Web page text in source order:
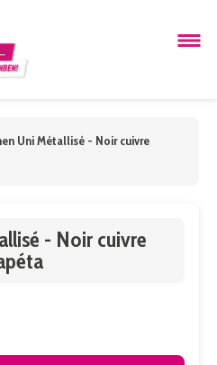
Uni Métallisé - Noir cuivre
- Noir cuivre